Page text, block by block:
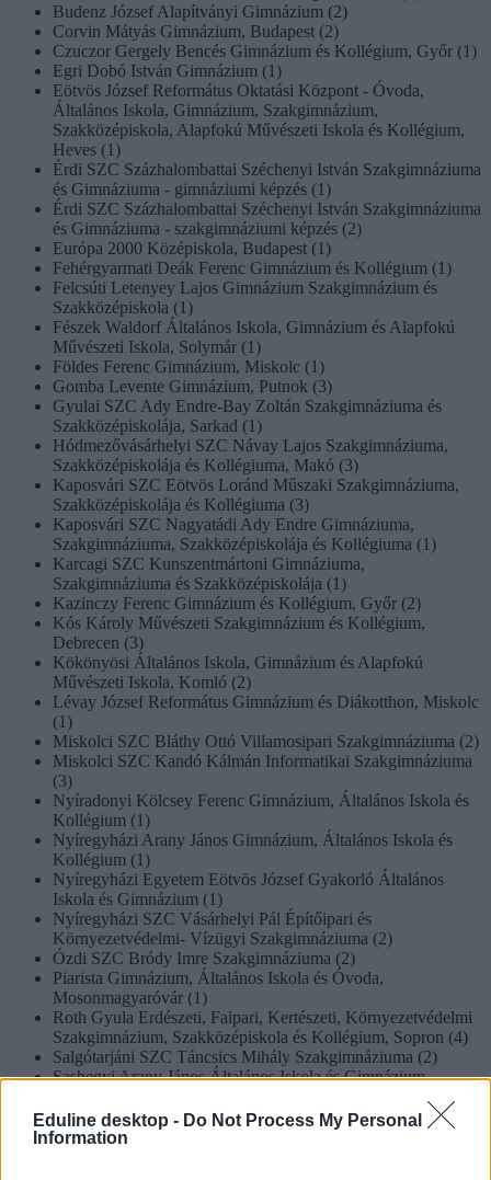
Eduline desktop - Do Not Process My Personal
Information
Budenz József Alapítványi Gimnázium (2)
Corvin Mátyás Gimnázium, Budapest (2)
Czuczor Gergely Bencés Gimnázium és Kollégium, Győr (1)
Egri Dobó István Gimnázium (1)
Eötvös József Református Oktatási Központ - Óvoda,
Általános Iskola, Gimnázium, Szakgimnázium,
Szakközépiskola, Alapfokú Művészeti Iskola és Kollégium,
Heves (1)
Érdi SZC Százhalombattai Széchenyi István Szakgimnáziuma
és Gimnáziuma - gimnáziumi képzés (1)
Érdi SZC Százhalombattai Széchenyi István Szakgimnáziuma
és Gimnáziuma - szakgimnáziumi képzés (2)
Európa 2000 Középiskola, Budapest (1)
Fehérgyarmati Deák Ferenc Gimnázium és Kollégium (1)
Felcsúti Letenyey Lajos Gimnázium Szakgimnázium és
Szakközépiskola (1)
Fészek Waldorf Általános Iskola, Gimnázium és Alapfokú
Művészeti Iskola, Solymár (1)
Földes Ferenc Gimnázium, Miskolc (1)
Gomba Levente Gimnázium, Putnok (3)
Gyulai SZC Ady Endre-Bay Zoltán Szakgimnáziuma és
Szakközépiskolája, Sarkad (1)
Hódmezővásárhelyi SZC Návay Lajos Szakgimnáziuma,
Szakközépiskolája és Kollégiuma, Makó (3)
Kaposvári SZC Eötvös Loránd Műszaki Szakgimnáziuma,
Szakközépiskolája és Kollégiuma (3)
Kaposvári SZC Nagyatádi Ady Endre Gimnáziuma,
Szakgimnáziuma, Szakközépiskolája és Kollégiuma (1)
Karcagi SZC Kunszentmártoni Gimnáziuma,
Szakgimnáziuma és Szakközépiskolája (1)
Kazinczy Ferenc Gimnázium és Kollégium, Győr (2)
Kós Károly Művészeti Szakgimnázium és Kollégium,
Debrecen (3)
Kökönyösi Általános Iskola, Gimnázium és Alapfokú
Művészeti Iskola, Komló (2)
Lévay József Református Gimnázium és Diákotthon, Miskolc
(1)
Miskolci SZC Bláthy Ottó Villamosipari Szakgimnáziuma (2)
Miskolci SZC Kandó Kálmán Informatikai Szakgimnáziuma
(3)
Nyíradonyi Kölcsey Ferenc Gimnázium, Általános Iskola és
Kollégium (1)
Nyíregyházi Arany János Gimnázium, Általános Iskola és
Kollégium (1)
Nyíregyházi Egyetem Eötvös József Gyakorló Általános
Iskola és Gimnázium (1)
Nyíregyházi SZC Vásárhelyi Pál Építőipari és
Környezetvédelmi- Vízügyi Szakgimnáziuma (2)
Ózdi SZC Bródy Imre Szakgimnáziuma (2)
Piarista Gimnázium, Általános Iskola és Óvoda,
Mosonmagyaróvár (1)
Roth Gyula Erdészeti, Faipari, Kertészeti, Környezetvédelmi
Szakgimnázium, Szakközépiskola és Kollégium, Sopron (4)
Salgótarjáni SZC Táncsics Mihály Szakgimnáziuma (2)
Sashegyi Arany János Általános Iskola és Gimnázium,
Sashegyi Sándor Általános Iskola, Gimnázium és Rendészeti
Szakközépiskola, Pomáz (1)